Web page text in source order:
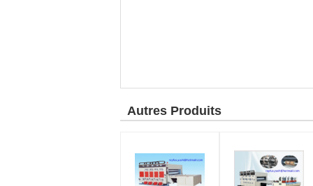
Autres Produits